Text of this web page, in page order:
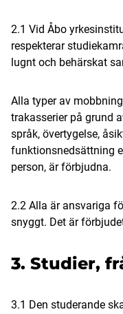
2.1 Vid Åbo
respekterar
lugnt och behärskat
Alla typer av
trakasserier på grund
språk, övertygelse,
funktionsnedsättning
person, är förbjudna.
2.2 Alla är ansvariga
snyggt. Det är
3. Studier,
3.1 Den studerande